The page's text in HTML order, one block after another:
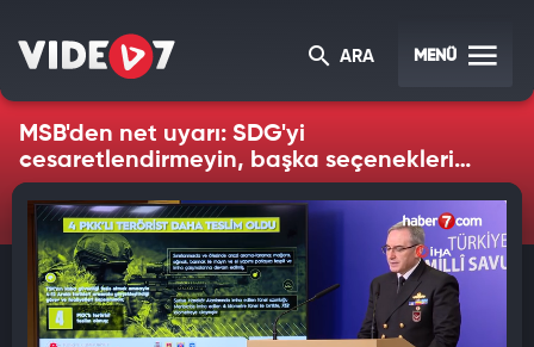
ARA MENÜ
MSB'den net uyarı: SDG'yi
cesaretlendirmeyin, başka seçenekleri
yok!